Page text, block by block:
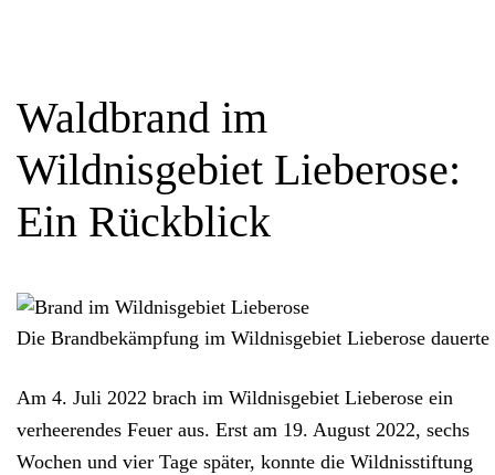
Waldbrand im
Wildnisgebiet Lieberose:
Ein Rückblick
Die Brandbekämpfung im Wildnisgebiet Lieberose dauerte
Am 4. Juli 2022 brach im Wildnisgebiet Lieberose ein
verheerendes Feuer aus. Erst am 19. August 2022, sechs
Wochen und vier Tage später, konnte die Wildnisstiftung